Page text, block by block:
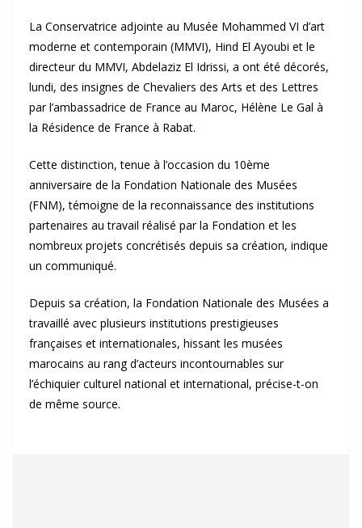
La Conservatrice adjointe au Musée Mohammed VI d’art
moderne et contemporain (MMVI), Hind El Ayoubi et le
directeur du MMVI, Abdelaziz El Idrissi, a ont été décorés,
lundi, des insignes de Chevaliers des Arts et des Lettres
par l’ambassadrice de France au Maroc, Hélène Le Gal à
la Résidence de France à Rabat.
Cette distinction, tenue à l’occasion du 10ème
anniversaire de la Fondation Nationale des Musées
(FNM), témoigne de la reconnaissance des institutions
partenaires au travail réalisé par la Fondation et les
nombreux projets concrétisés depuis sa création, indique
un communiqué.
Depuis sa création, la Fondation Nationale des Musées a
travaillé avec plusieurs institutions prestigieuses
françaises et internationales, hissant les musées
marocains au rang d’acteurs incontournables sur
l’échiquier culturel national et international, précise-t-on
de même source.